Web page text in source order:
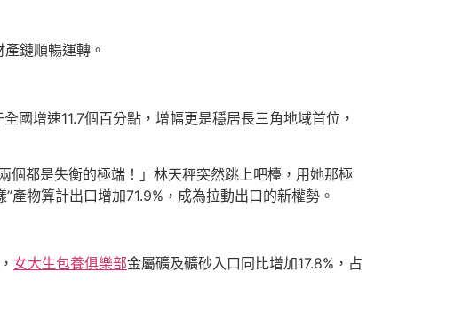
鏈順暢運轉。
國增速11.7個百分點，增幅更是穩居長三角地域首位，
個都是失衡的極端！」林天秤突然跳上吧檯，用她那極
物算計出口增加71.9%，成為拉動出口的新權勢。
女大生包養俱樂部金屬礦及礦砂入口同比增加17.8%，占